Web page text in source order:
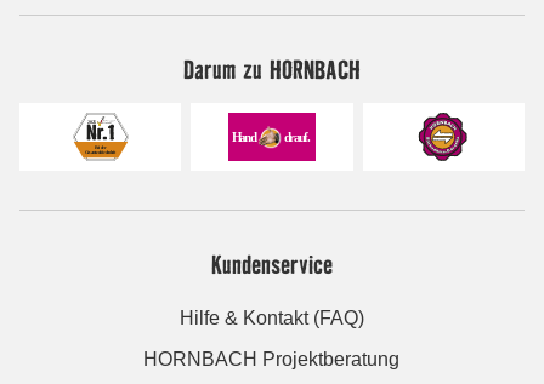
Darum zu HORNBACH
Kundenservice
Hilfe & Kontakt (FAQ)
HORNBACH Projektberatung